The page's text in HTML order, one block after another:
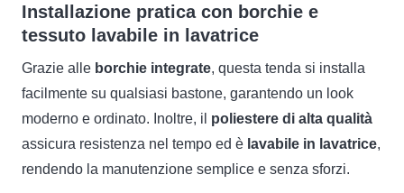
Installazione pratica con borchie e
tessuto lavabile in lavatrice
Grazie alle borchie integrate, questa tenda si installa
facilmente su qualsiasi bastone, garantendo un look
moderno e ordinato. Inoltre, il poliestere di alta qualità
assicura resistenza nel tempo ed è lavabile in lavatrice,
rendendo la manutenzione semplice e senza sforzi.